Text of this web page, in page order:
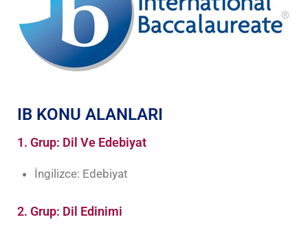
IB KONU ALANLARI
1. Grup: Dil Ve Edebiyat
İngilizce: Edebiyat
2. Grup: Dil Edinimi